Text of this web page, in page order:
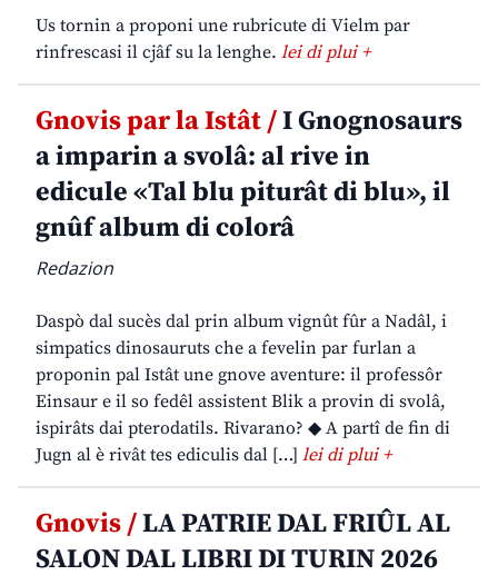
Us tornin a proponi une rubricute di Vielm par
rinfrescasi il cjâf su la lenghe. lei di plui +
Gnovis par la Istât /I Gnognosaurs
a imparin a svolâ: al rive in
edicule «Tal blu piturât di blu», il
gnûf album di colorâ
Redazion
Daspò dal sucès dal prin album vignût fûr a Nadâl, i
simpatics dinosauruts che a fevelin par furlan a
proponin pal Istât une gnove aventure: il professôr
Einsaur e il so fedêl assistent Blik a provin di svolâ,
ispirâts dai pterodatils. Rivarano? ◆ A partî de fin di
Jugn al è rivât tes ediculis dal […] lei di plui +
Gnovis /LA PATRIE DAL FRIÛL AL
SALON DAL LIBRI DI TURIN 2026